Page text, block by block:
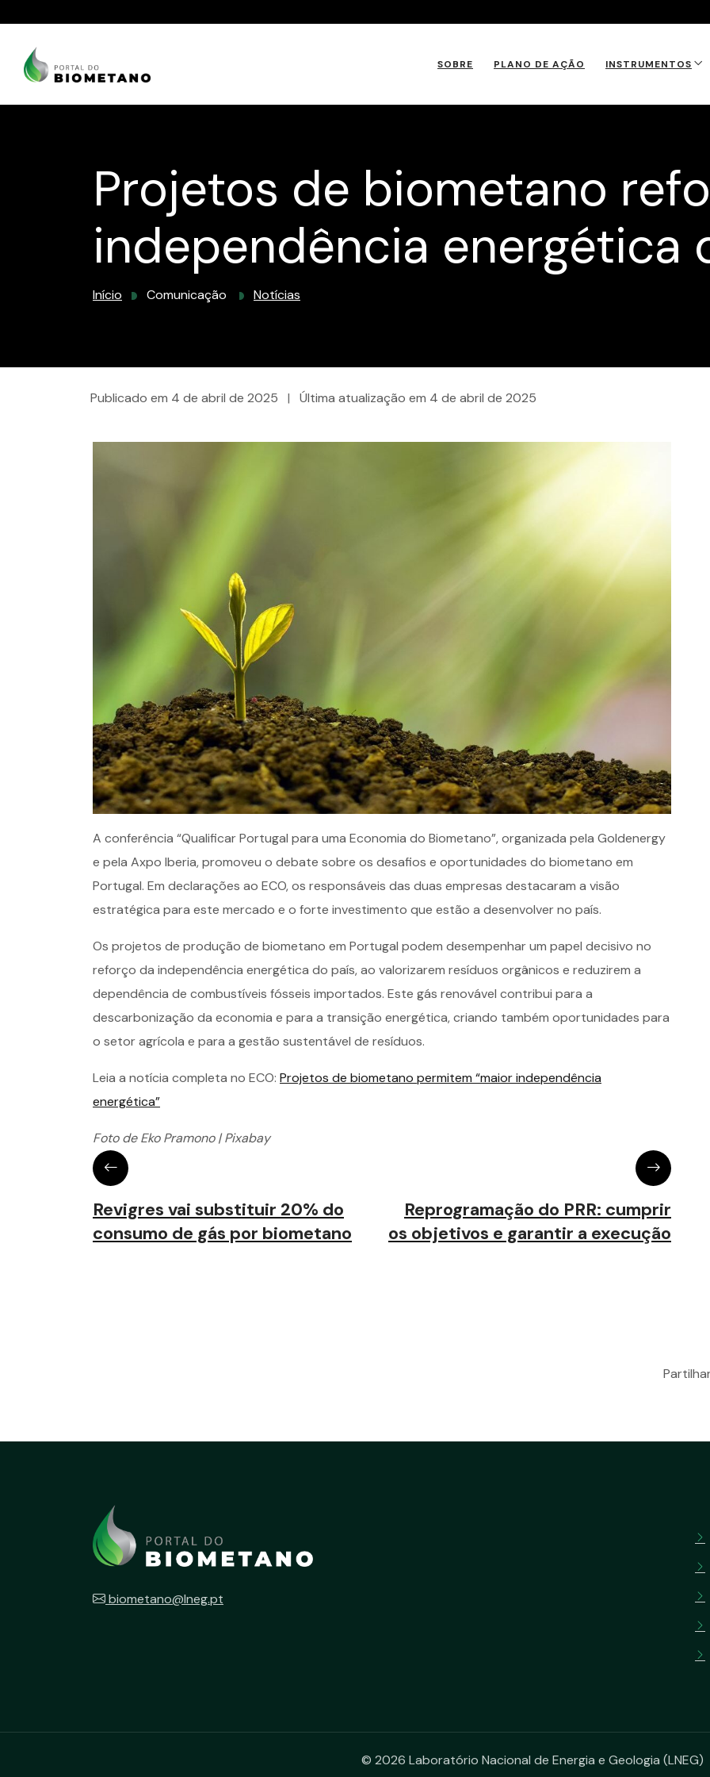
SOBRE PLANO DE AÇÃO INSTRUMENTOS
Projetos de biometano
independência energética
Início Comunicação Notícias
Publicado em 4 de abril de 2025 | Última atualização em 4 de abril de 2025
A conferência “Qualificar Portugal para uma Economia do Biometano”, organizada pela Goldenergy
e pela Axpo Iberia, promoveu o debate sobre os desafios e oportunidades do biometano em
Portugal. Em declarações ao ECO, os responsáveis das duas empresas destacaram a visão
estratégica para este mercado e o forte investimento que estão a desenvolver no país.
Os projetos de produção de biometano em Portugal podem desempenhar um papel decisivo no
reforço da independência energética do país, ao valorizarem resíduos orgânicos e reduzirem a
dependência de combustíveis fósseis importados. Este gás renovável contribui para a
descarbonização da economia e para a transição energética, criando também oportunidades para
o setor agrícola e para a gestão sustentável de resíduos.
Leia a notícia completa no ECO: Projetos de biometano permitem “maior independência
energética”
Foto de Eko Pramono | Pixabay
Revigres vai substituir 20% do
consumo de gás por biometano
Reprogramação do PRR: cumprir
os objetivos e garantir a execução
biometano@lneg.pt
© 2026 Laboratório Nacional de Energia e Geologia (LNEG)